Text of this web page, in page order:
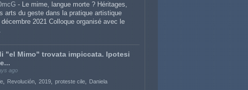
- Le mime, langue morte ? Héritages,
arts du geste dans la pratique artistique
2021 Colloque organisé avec le
"el Mimo" trovata impiccata. Ipotesi
ago
Revolución 2019 proteste cile
Daniela